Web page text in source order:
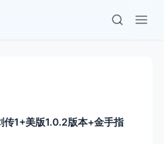
传1+美版1.0.2版本+金手指